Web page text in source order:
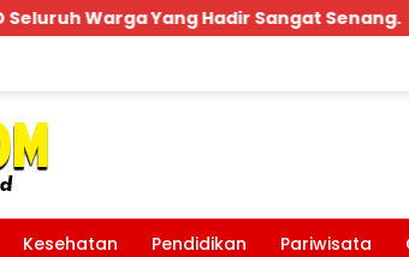
Senang. Ibu Bupati dan Bpk
Kesehatan Pendidikan Pariwisata